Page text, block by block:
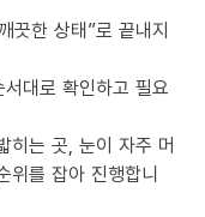
끗한 상태”로 끝내지
대로 확인하고 필요
히는 곳, 눈이 자주 머
위를 잡아 진행합니